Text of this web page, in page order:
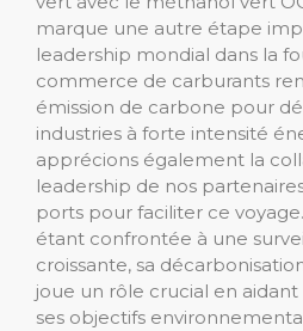
marque une autre étape
leadership mondial dans la
commerce de carburants
émission de carbone pour
industries à forte intensité
apprécions également la
leadership de nos
ports pour faciliter ce
étant confrontée à une
croissante, sa
joue un rôle crucial en
ses objectifs